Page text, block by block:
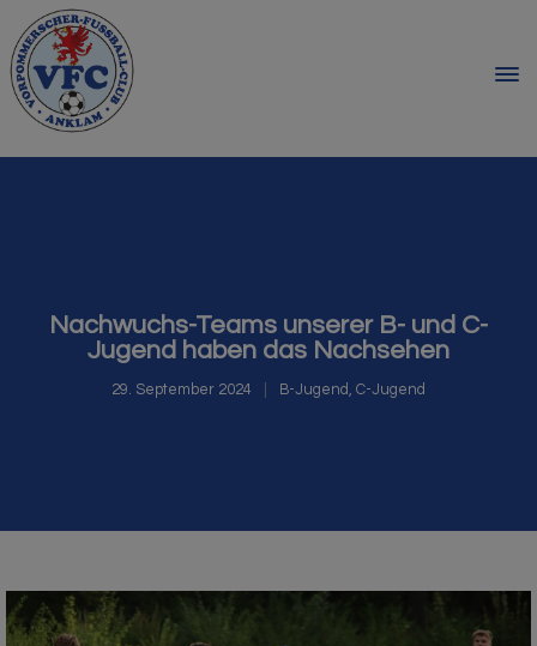
Nachwuchs-Teams unserer B- und C-
Jugend haben das Nachsehen
29. September 2024 B-Jugend, C-Jugend